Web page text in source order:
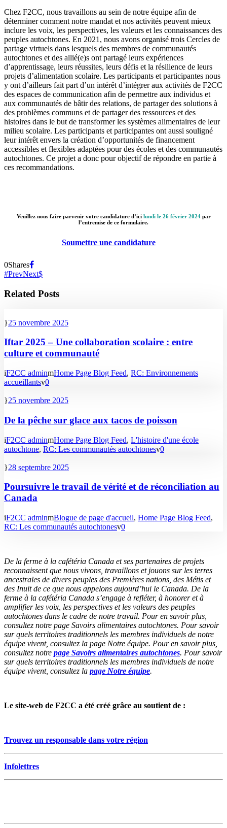
Chez F2CC, nous travaillons au sein de notre équipe afin de
déterminer comment notre mandat et nos activités peuvent mieux
inclure les voix, les perspectives, les valeurs et les connaissances des
peuples autochtones. En 2021, nous avons organisé trois Cercles de
partage virtuels dans lesquels des membres de communautés
autochtones et des allié(e)s ont partagé leurs expériences
d’apprentissage, leurs réussites, leurs défis et la résilience de leurs
projets d’alimentation scolaire. Les participants et participantes nous
y ont d’ailleurs fait part d’un intérêt d’intégrer aux activités de F2CC
des espaces de communication afin de permettre aux individus et
aux communautés de bâtir des relations, de partager des solutions à
des problèmes communs et de partager des ressources et des
histoires dans le but de transformer les systèmes alimentaires de leur
milieu scolaire. Les participants et participantes ont aussi souligné
leur intérêt envers la création d’opportunités de financement
accessibles et flexibles adaptées pour des écoles et des communautés
autochtones. Ce projet a donc pour objectif de répondre en partie à
ces recommandations.
Veuillez nous faire parvenir votre candidature d’ici lundi le 26 février 2024par
l’entremise de ce formulaire.
Soumettre une candidature
0Shares
PrevNext
Related Posts
25 novembre 2025
Iftar 2025 – Une collaboration scolaire : entre
culture et communauté
F2CC admin Home Page Blog Feed, RC: Environnements
accueillants 0
25 novembre 2025
De la pêche sur glace aux tacos de poisson
F2CC admin Home Page Blog Feed, L'histoire d'une école
autochtone, RC: Les communautés autochtones 0
28 septembre 2025
Poursuivre le travail de vérité et de réconciliation au
Canada
F2CC admin Blogue de page d'accueil, Home Page Blog Feed,
RC: Les communautés autochtones 0
De la ferme à la cafétéria Canada et ses partenaires de projets
reconnaissent que nous vivons, travaillons et jouons sur les terres
ancestrales de divers peuples des Premières nations, des Métis et
des Inuit de ce que nous appelons aujourd’hui le Canada. De la
ferme à la cafétéria Canada s’engage à refléter, à honorer et à
amplifier les voix, les perspectives et les valeurs des peuples
autochtones dans le cadre de notre travail. Pour en savoir plus,
consultez notre page Savoirs alimentaires autochtones. Pour savoir
sur quels territoires traditionnels les membres individuels de notre
équipe vivent, consultez la page Notre équipe. Pour en savoir plus,
consultez notre page Savoirs alimentaires autochtones. Pour savoir
sur quels territoires traditionnels les membres individuels de notre
équipe vivent, consultez la page Notre équipe.
Le site-web de F2CC a été créé grâce au soutient de :
Trouvez un responsable dans votre région
Infolettres